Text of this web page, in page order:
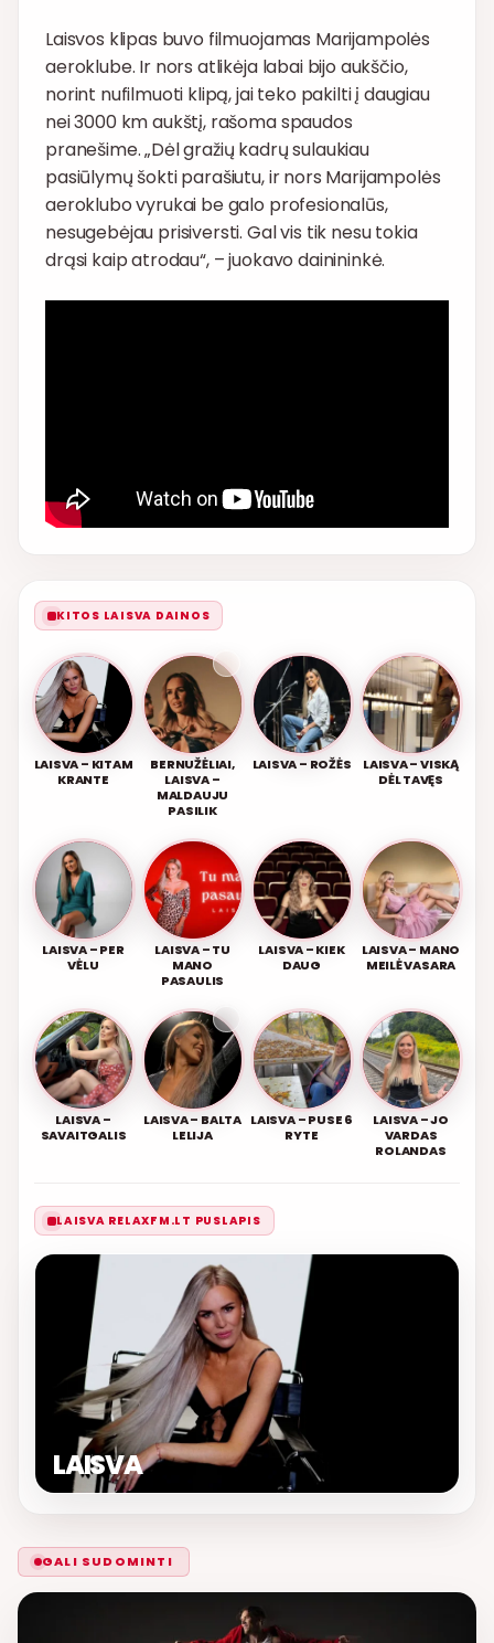
Laisvos klipas buvo filmuojamas Marijampolės
aeroklube. Ir nors atlikėja labai bijo aukščio,
norint nufilmuoti klipą, jai teko pakilti į daugiau
nei 3000 km aukštį, rašoma spaudos
pranešime. „Dėl gražių kadrų sulaukiau
pasiūlymų šokti parašiutu, ir nors Marijampolės
aeroklubo vyrukai be galo profesionalūs,
nesugebėjau prisiversti. Gal vis tik nesu tokia
drąsi kaip atrodau“, – juokavo dainininkė.
KITOS LAISVA DAINOS
LAISVA – KITAM
KRANTE
BERNUŽĖLIAI,
LAISVA –
MALDAUJU
PASILIK
LAISVA – ROŽĖS
LAISVA – VISKĄ
DĖL TAVĘS
LAISVA – PER
VĖLU
LAISVA – TU
MANO
PASAULIS
LAISVA – KIEK
DAUG
LAISVA – MANO
MEILĖ VASARA
LAISVA –
SAVAITGALIS
LAISVA – BALTA
LELIJA
LAISVA – PUSE 6
RYTE
LAISVA – JO
VARDAS
ROLANDAS
LAISVA RELAXFM.LT PUSLAPIS
LAISVA
GALI SUDOMINTI